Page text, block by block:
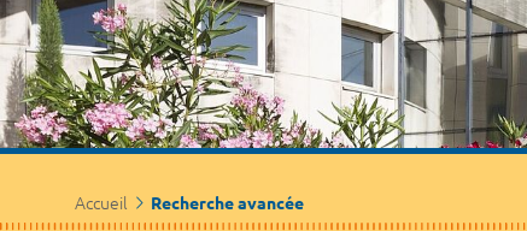
Accueil Recherche avancée